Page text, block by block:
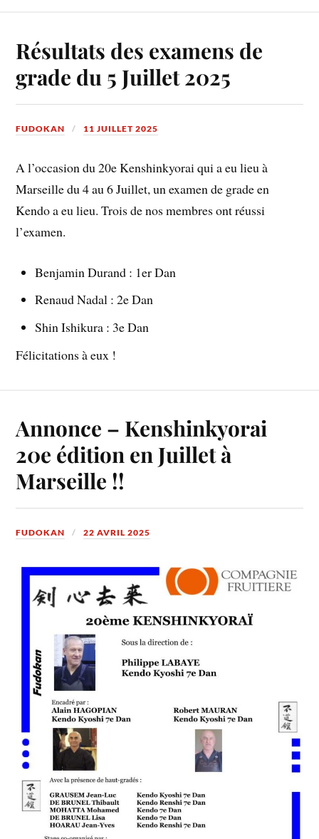
Résultats des examens de
grade du 5 Juillet 2025
FUDOKAN 11 JUILLET 2025
A l’occasion du 20e Kenshinkyorai qui a eu lieu à
Marseille du 4 au 6 Juillet, un examen de grade en
Kendo a eu lieu. Trois de nos membres ont réussi
l’examen.
Benjamin Durand : 1er Dan
Renaud Nadal : 2e Dan
Shin Ishikura : 3e Dan
Félicitations à eux !
Annonce – Kenshinkyorai
20e édition en Juillet à
Marseille !!
FUDOKAN 22 AVRIL 2025